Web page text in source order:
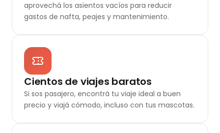
aprovechá los asientos vacíos para reducir
gastos de nafta, peajes y mantenimiento.
Cientos de viajes baratos
Si sos pasajero, encontrá tu viaje ideal a buen
precio y viajá cómodo, incluso con tus mascotas.